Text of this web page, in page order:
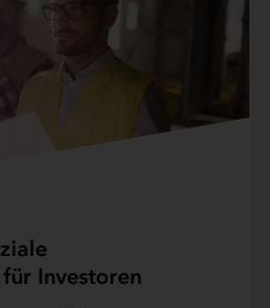
Investoren